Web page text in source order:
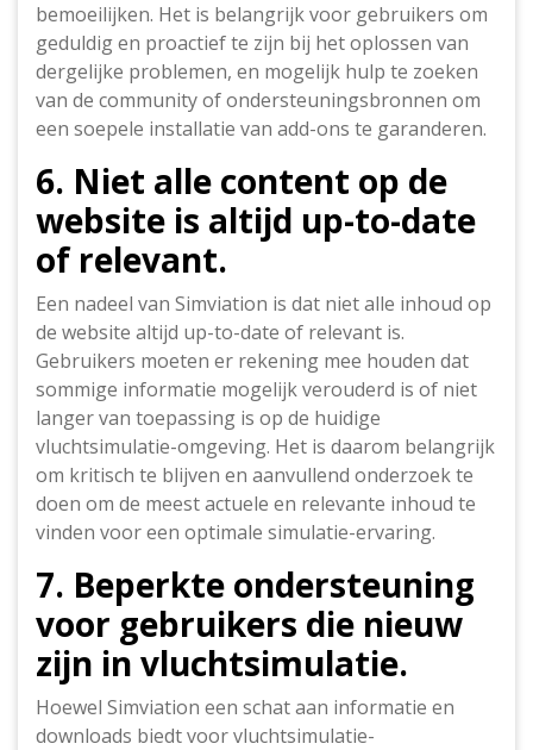
bemoeilijken. Het is belangrijk voor gebruikers om
geduldig en proactief te zijn bij het oplossen van
dergelijke problemen, en mogelijk hulp te zoeken
van de community of ondersteuningsbronnen om
een soepele installatie van add-ons te garanderen.
6. Niet alle content op de
website is altijd up-to-date
of relevant.
Een nadeel van Simviation is dat niet alle inhoud op
de website altijd up-to-date of relevant is.
Gebruikers moeten er rekening mee houden dat
sommige informatie mogelijk verouderd is of niet
langer van toepassing is op de huidige
vluchtsimulatie-omgeving. Het is daarom belangrijk
om kritisch te blijven en aanvullend onderzoek te
doen om de meest actuele en relevante inhoud te
vinden voor een optimale simulatie-ervaring.
7. Beperkte ondersteuning
voor gebruikers die nieuw
zijn in vluchtsimulatie.
Hoewel Simviation een schat aan informatie en
downloads biedt voor vluchtsimulatie-